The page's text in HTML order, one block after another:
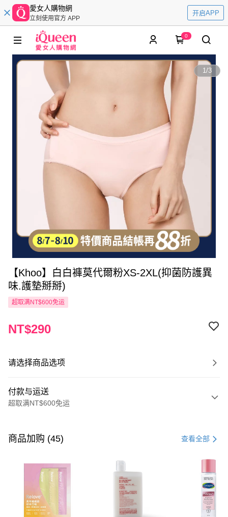
愛女人購物網
立刻使用官方 APP
开启APP
0
1/3
【Khoo】白白褲莫代爾粉XS-2XL(抑菌防護異
味.護墊掰掰)
超取满NT$600免运
NT$290
请选择商品选项
付款与运送
超取满NT$600免运
信用卡一次付款
Apple Pay
街口支付
商品加购 (45) 查看全部